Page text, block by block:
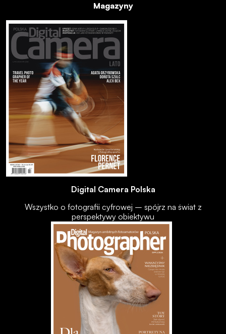
Magazyny
Digital Camera Polska
Wszystko o fotografii cyfrowej – spójrz na świat z
perspektywy obiektywu